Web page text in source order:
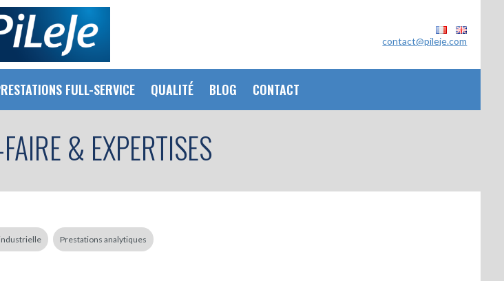
contact@pileje.com
FULL-SERVICE QUALITÉ BLOG CONTACT
& EXPERTISES
Prestations analytiques